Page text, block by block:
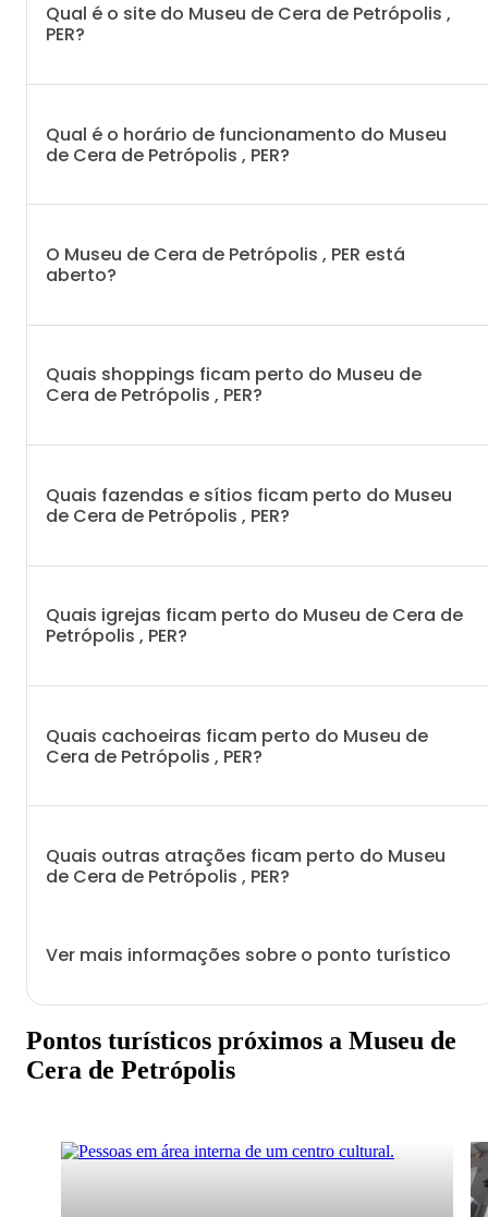
Qual é o site do Museu de Cera de Petrópolis ,
PER?
Qual é o horário de funcionamento do Museu
de Cera de Petrópolis , PER?
O Museu de Cera de Petrópolis , PER está
aberto?
Quais shoppings ficam perto do Museu de
Cera de Petrópolis , PER?
Quais fazendas e sítios ficam perto do Museu
de Cera de Petrópolis , PER?
Quais igrejas ficam perto do Museu de Cera de
Petrópolis , PER?
Quais cachoeiras ficam perto do Museu de
Cera de Petrópolis , PER?
Quais outras atrações ficam perto do Museu
de Cera de Petrópolis , PER?
Ver mais informações sobre o ponto turístico
Pontos turísticos próximos a Museu de
Cera de Petrópolis